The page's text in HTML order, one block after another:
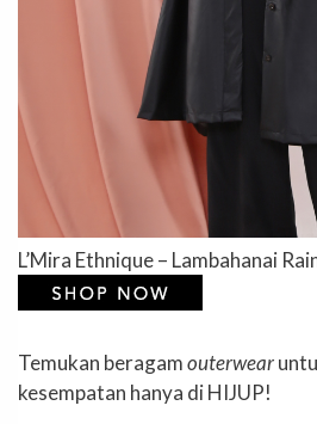
L’Mira Ethnique – Lambahanai
Temukan beragamouterwear
kesempatan hanya di HIJUP!